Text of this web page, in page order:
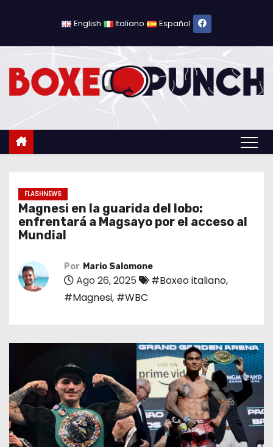
l
English Italiano Español
FLASHNEWS
Magnesi en la guarida del lobo:
enfrentará a Magsayo por el acceso al
Mundial
Por Mario Salomone
Ago 26, 2025 #Boxeo italiano,
#Magnesi, #WBC